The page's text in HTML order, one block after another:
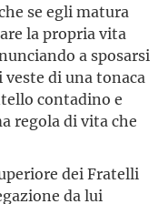
se egli matura
la propria vita
a sposarsi
di una tonaca
contadino e
regola di vita che
dei Fratelli
da lui